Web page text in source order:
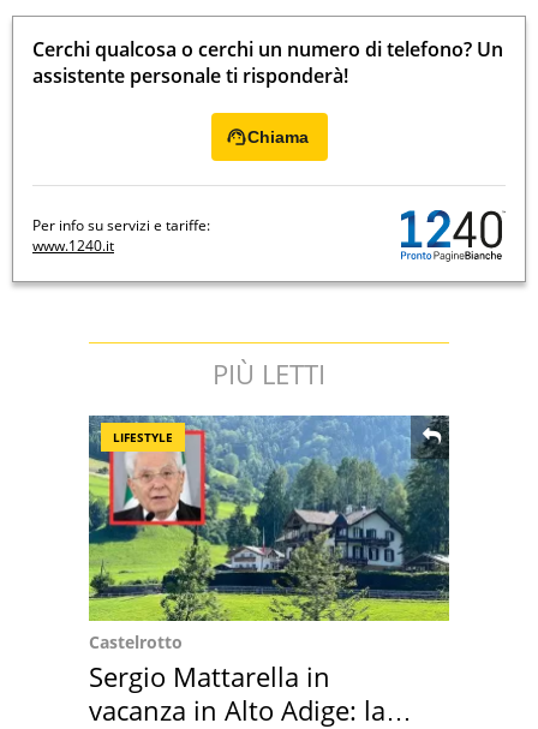
Cerchi qualcosa o cerchi un numero di telefono? Un
assistente personale ti risponderà!
Chiama
Per info su servizi e tariffe:
www.1240.it
PIÙ LETTI
LIFESTYLE
Castelrotto
Sergio Mattarella in
vacanza in Alto Adige: la